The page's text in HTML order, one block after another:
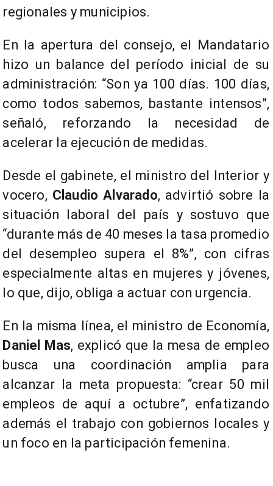
regionales y municipios.
En la apertura del consejo, el Mandatario
hizo un balance del período inicial de su
administración: “Son ya 100 días. 100 días,
como todos sabemos, bastante intensos”,
señaló, reforzando la necesidad de
acelerar la ejecución de medidas.
Desde el gabinete, el ministro del Interior y
vocero, Claudio Alvarado, advirtió sobre la
situación laboral del país y sostuvo que
“durante más de 40 meses la tasa promedio
del desempleo supera el 8%”, con cifras
especialmente altas en mujeres y jóvenes,
lo que, dijo, obliga a actuar con urgencia.
En la misma línea, el ministro de Economía,
Daniel Mas, explicó que la mesa de empleo
busca una coordinación amplia para
alcanzar la meta propuesta: “crear 50 mil
empleos de aquí a octubre”, enfatizando
además el trabajo con gobiernos locales y
un foco en la participación femenina.